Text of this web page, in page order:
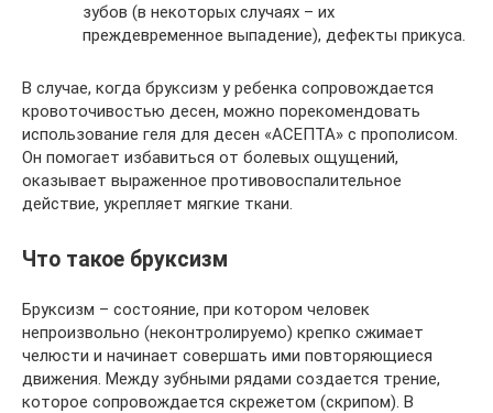
зубов (в некоторых случаях – их
преждевременное выпадение), дефекты прикуса.
В случае, когда бруксизм у ребенка сопровождается
кровоточивостью десен, можно порекомендовать
использование геля для десен «АСЕПТА» с прополисом.
Он помогает избавиться от болевых ощущений,
оказывает выраженное противовоспалительное
действие, укрепляет мягкие ткани.
Что такое бруксизм
Бруксизм – состояние, при котором человек
непроизвольно (неконтролируемо) крепко сжимает
челюсти и начинает совершать ими повторяющиеся
движения. Между зубными рядами создается трение,
которое сопровождается скрежетом (скрипом). В